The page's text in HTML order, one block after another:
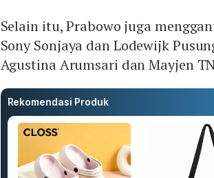
Selain itu, Prabowo juga
Sony Sonjaya dan Lodewijk
Agustina Arumsari dan Mayjen
Rekomendasi Produk